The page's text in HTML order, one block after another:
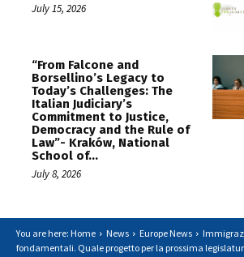
July 15, 2026
“From Falcone and
Borsellino’s Legacy to
Today’s Challenges: The
Italian Judiciary’s
Commitment to Justice,
Democracy and the Rule of
Law”- Kraków, National
School of...
July 8, 2026
You are here: Home News Europe News
fondamentali. Quale progetto per la prossima